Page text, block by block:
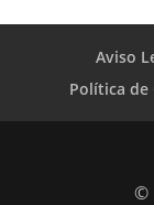
Aviso
Política de
©